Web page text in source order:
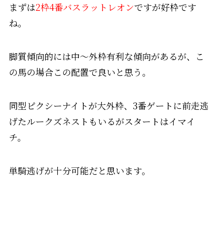
まずは2枠4番バスラットレオンですが好枠です
ね。
脚質傾向的には中～外枠有利な傾向があるが、こ
の馬の場合この配置で良いと思う。
同型ピクシーナイトが大外枠、3番ゲートに前走逃
げたルークズネストもいるがスタートはイマイ
チ。
単騎逃げが十分可能だと思います。